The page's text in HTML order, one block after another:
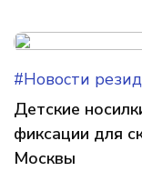
#Новости
Детские
фиксации для
Москвы